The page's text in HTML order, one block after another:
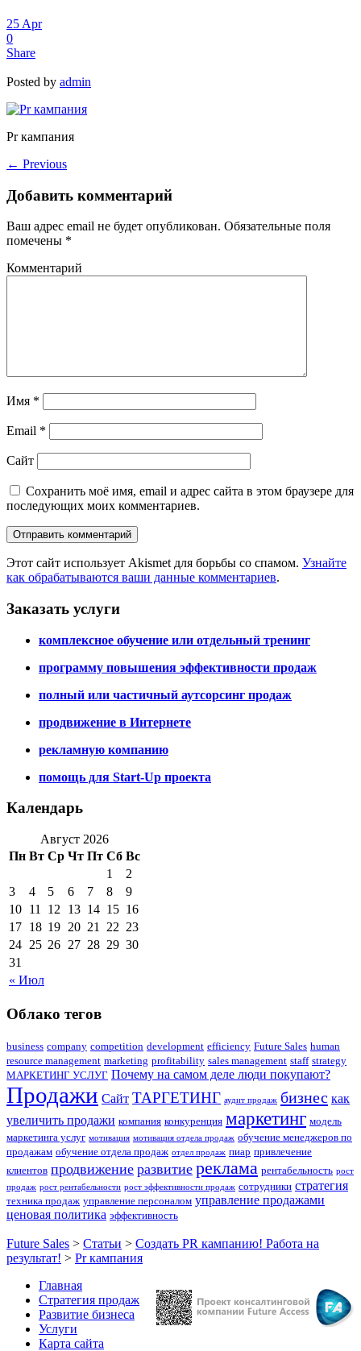
25 Apr
0
Share
Posted by admin
Pr кампания
← Previous
Добавить комментарий
Ваш адрес email не будет опубликован. Обязательные поля
помечены *
Комментарий
Имя *
Email *
Сайт
Сохранить моё имя, email и адрес сайта в этом браузере для
последующих моих комментариев.
Этот сайт использует Akismet для борьбы со спамом. Узнайте
как обрабатываются ваши данные комментариев.
Заказать услуги
комплексное обучение или отдельный тренинг
программу повышения эффективности продаж
полный или частичный аутсорсинг продаж
продвижение в Интернете
рекламную компанию
помощь для Start-Up проекта
Календарь
Август 2026
Пн Вт Ср Чт Пт Сб Вс
« Июл
1
2
3
4 5 6 7 8
9
10 11 12 13 14 15 16
17 18 19 20 21 22 23
24 25 26 27 28 29 30
31
Облако тегов
business company competition development efficiency Future Sales human
resource management marketing profitability sales management staff strategy
МАРКЕТИНГ УСЛУГ Почему на самом деле люди покупают?
Продажи Сайт ТАРГЕТИНГ аудит продаж бизнес как
увеличить продажи компания конкуренция маркетинг модель
маркетинга услуг мотивация мотивация отдела продаж обучение менеджеров по
продажам обучение отдела продаж отдел продаж пиар привлечение
клиентов продвижение развитие реклама рентабельность рост
продаж рост рентабельности рост эффективности продаж сотрудники стратегия
техника продаж управление персоналом управление продажами
ценовая политика эффективность
Future Sales > Статьи > Создать PR кампанию! Работа на
результат! > Pr кампания
Главная
Стратегия продаж
Развитие бизнеса
Услуги
Карта сайта